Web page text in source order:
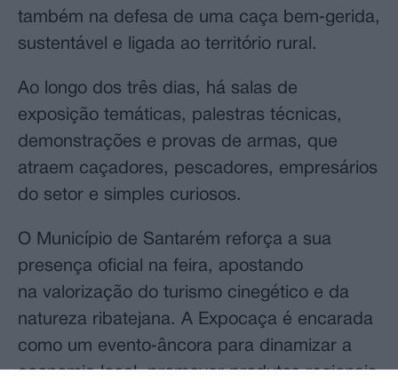
também na defesa de uma caça bem‑gerida,
sustentável e ligada ao território rural.
Ao longo dos três dias, há salas de
exposição temáticas, palestras técnicas,
demonstrações e provas de armas, que
atraem caçadores, pescadores, empresários
do setor e simples curiosos.
O Município de Santarém reforça a sua
presença oficial na feira, apostando
na valorização do turismo cinegético e da
natureza ribatejana. A Expocaça é encarada
como um evento‑âncora para dinamizar a
economia local, promover produtos regionais